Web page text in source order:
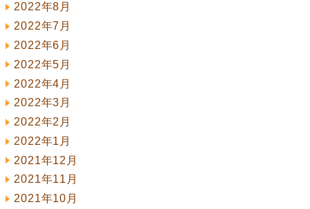
2022年8月
2022年7月
2022年6月
2022年5月
2022年4月
2022年3月
2022年2月
2022年1月
2021年12月
2021年11月
2021年10月